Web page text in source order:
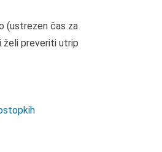
(ustrezen čas za
želi preveriti utrip